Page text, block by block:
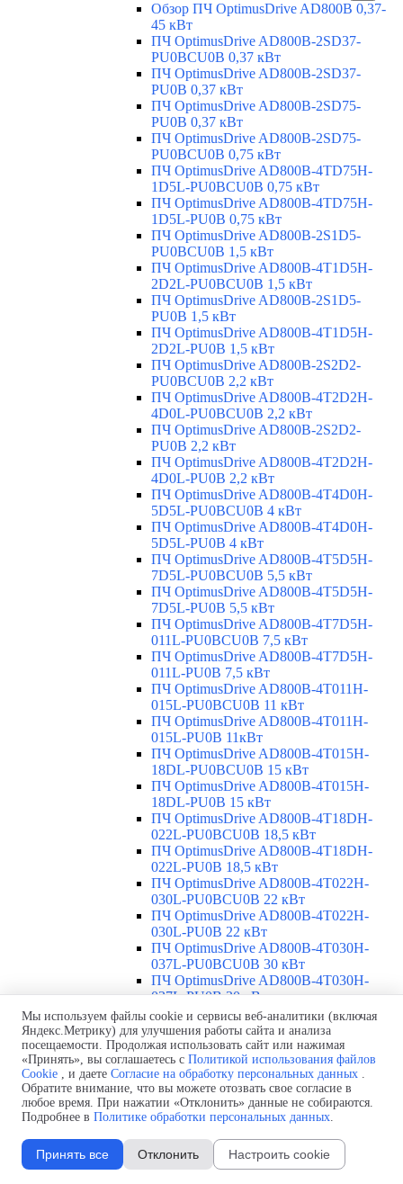
Обзор ПЧ OptimusDrive AD800B 0,37-
45 кВт
ПЧ OptimusDrive AD800B-2SD37-
PU0BCU0B 0,37 кВт
ПЧ OptimusDrive AD800B-2SD37-
PU0B 0,37 кВт
ПЧ OptimusDrive AD800B-2SD75-
PU0B 0,37 кВт
ПЧ OptimusDrive AD800B-2SD75-
PU0BCU0B 0,75 кВт
ПЧ OptimusDrive AD800B-4TD75H-
1D5L-PU0BCU0B 0,75 кВт
ПЧ OptimusDrive AD800B-4TD75H-
1D5L-PU0B 0,75 кВт
ПЧ OptimusDrive AD800B-2S1D5-
PU0BCU0B 1,5 кВт
ПЧ OptimusDrive AD800B-4T1D5H-
2D2L-PU0BCU0B 1,5 кВт
ПЧ OptimusDrive AD800B-2S1D5-
PU0B 1,5 кВт
ПЧ OptimusDrive AD800B-4T1D5H-
2D2L-PU0B 1,5 кВт
ПЧ OptimusDrive AD800B-2S2D2-
PU0BCU0B 2,2 кВт
ПЧ OptimusDrive AD800B-4T2D2H-
4D0L-PU0BCU0B 2,2 кВт
ПЧ OptimusDrive AD800B-2S2D2-
PU0B 2,2 кВт
ПЧ OptimusDrive AD800B-4T2D2H-
4D0L-PU0B 2,2 кВт
ПЧ OptimusDrive AD800B-4T4D0H-
5D5L-PU0BCU0B 4 кВт
ПЧ OptimusDrive AD800B-4T4D0H-
5D5L-PU0B 4 кВт
ПЧ OptimusDrive AD800B-4T5D5H-
7D5L-PU0BCU0B 5,5 кВт
ПЧ OptimusDrive AD800B-4T5D5H-
7D5L-PU0B 5,5 кВт
ПЧ OptimusDrive AD800B-4T7D5H-
011L-PU0BCU0B 7,5 кВт
ПЧ OptimusDrive AD800B-4T7D5H-
011L-PU0B 7,5 кВт
ПЧ OptimusDrive AD800B-4T011H-
015L-PU0BCU0B 11 кВт
ПЧ OptimusDrive AD800B-4T011H-
015L-PU0B 11кВт
ПЧ OptimusDrive AD800B-4T015H-
18DL-PU0BCU0B 15 кВт
ПЧ OptimusDrive AD800B-4T015H-
18DL-PU0B 15 кВт
ПЧ OptimusDrive AD800B-4T18DH-
022L-PU0BCU0B 18,5 кВт
ПЧ OptimusDrive AD800B-4T18DH-
022L-PU0B 18,5 кВт
ПЧ OptimusDrive AD800B-4T022H-
030L-PU0BCU0B 22 кВт
ПЧ OptimusDrive AD800B-4T022H-
030L-PU0B 22 кВт
ПЧ OptimusDrive AD800B-4T030H-
037L-PU0BCU0B 30 кВт
ПЧ OptimusDrive AD800B-4T030H-
037L-PU0B 30 кВт
ПЧ OptimusDrive AD800B-4T037H-
045L-PU0BCU0B 37 кВт
ПЧ OptimusDrive AD800B-4T037H-
045L-PU0B 37 кВт
ПЧ OptimusDrive AD800B-4T045H-
055L-PU0BCU0B 45 кВт
ПЧ OptimusDrive AD800B-4T045H-
055L-PU0B 45 кВт
Siemens ПЧ и УПП
▼
Обзор ПЧ и УПП Siemens
Мы используем файлы cookie и сервисы веб-аналитики (включая
Яндекс.Метрику) для улучшения работы сайта и анализа
посещаемости. Продолжая использовать сайт или нажимая
«Принять», вы соглашаетесь с Политикой использования файлов
Cookie , и даете Согласие на обработку персональных данных .
Обратите внимание, что вы можете отозвать свое согласие в
любое время. При нажатии «Отклонить» данные не собираются.
Подробнее в Политике обработки персональных данных.
Принять все Отклонить Настроить cookie